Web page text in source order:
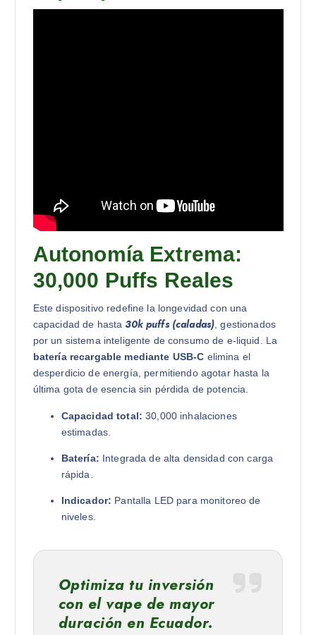
Autonomía Extrema:
30,000 Puffs Reales
Este dispositivo redefine la longevidad con una
capacidad de hasta 30k puffs (caladas), gestionados
por un sistema inteligente de consumo de e-liquid. La
batería recargable mediante USB-C elimina el
desperdicio de energía, permitiendo agotar hasta la
última gota de esencia sin pérdida de potencia.
Capacidad total: 30,000 inhalaciones
estimadas.
Batería: Integrada de alta densidad con carga
rápida.
Indicador: Pantalla LED para monitoreo de
niveles.
Optimiza tu inversión
con el vape de mayor
duración en Ecuador.